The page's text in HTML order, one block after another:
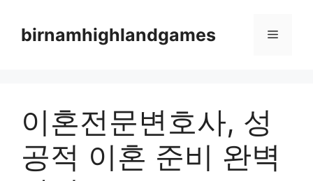
contentbirnamhighlandgames Menu
이혼전문변호사, 성
공적 이혼 준비 완벽